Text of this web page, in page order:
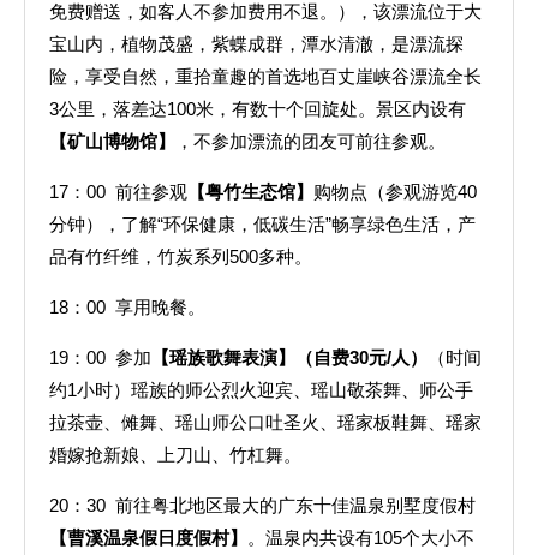
免费赠送，如客人不参加费用不退。），该漂流位于大
宝山内，植物茂盛，紫蝶成群，潭水清澈，是漂流探
险，享受自然，重拾童趣的首选地百丈崖峡谷漂流全长
3公里，落差达100米，有数十个回旋处。景区内设有
【矿山博物馆】
，不参加漂流的团友可前往参观。
17：00 前往参观 【粤竹生态馆】 购物点（参观游览40
分钟），了解“环保健康，低碳生活”畅享绿色生活，产
品有竹纤维，竹炭系列500多种。
18：00 享用晚餐。
19：00 参加 【瑶族歌舞表演】（自费30元/人）
（时间
约1小时）瑶族的师公烈火迎宾、瑶山敬茶舞、师公手
拉茶壶、傩舞、瑶山师公口吐圣火、瑶家板鞋舞、瑶家
婚嫁抢新娘、上刀山、竹杠舞。
20：30 前往粤北地区最大的广东十佳温泉别墅度假村
【曹溪温泉假日度假村】
。温泉内共设有105个大小不